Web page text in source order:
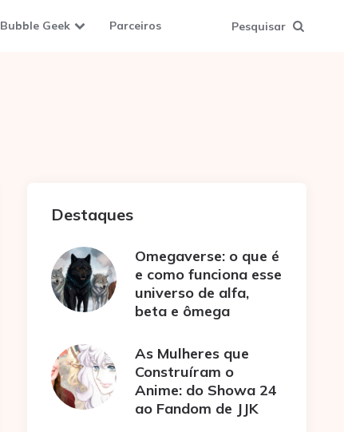
Bubble Geek Parceiros Pesquisar
Destaques
Omegaverse: o que é
e como funciona esse
universo de alfa,
beta e ômega
As Mulheres que
Construíram o
Anime: do Showa 24
ao Fandom de JJK